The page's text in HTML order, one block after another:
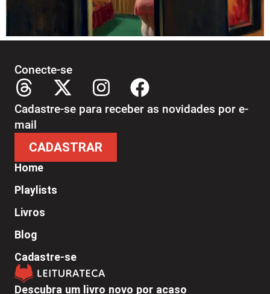
Descubra um livro novo por acaso
Home
Playlists
Livros
Blog
Cadastre-se
Conecte-se
Cadastre-se para receber as novidades por e-
mail
CADASTRAR